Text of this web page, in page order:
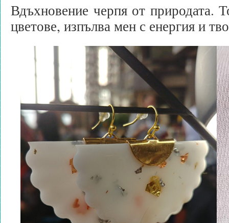
Вдъхновение черпя от природата.
цветове, изпълва мен с енергия и